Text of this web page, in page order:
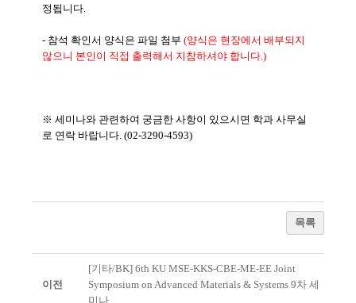
정됩니다.
- 참석 확인서 양식은 파일 첨부 (양식은 현장에서 배부되지
않으니 본인이 직접 출력해서 지참하셔야 합니다.)
※ 세미나와 관련하여 궁금한 사항이 있으시면 학과 사무실
로 연락 바랍니다. (02-3290-4593)
목록
이전
[기타/BK] 6th KU MSE-KKS-CBE-ME-EE Joint
Symposium on Advanced Materials & Systems 9차 세
미나